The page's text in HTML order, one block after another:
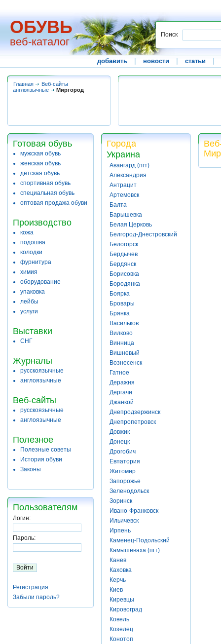
ОБУВЬ
веб-каталог
Поиск
добавить новости статьи
Главная
Веб-сайты
англоязычные
Миргород
Готовая обувь
мужская обувь
женская обувь
детская обувь
спортивная обувь
специальная обувь
оптовая продажа обуви
Производство
кожа
подошва
колодки
фурнитура
химия
оборудование
упаковка
лейбы
услуги
Выставки
СНГ
Журналы
русскоязычные
англоязычные
Веб-сайты
русскоязычные
англоязычные
Полезное
Полезные советы
История обуви
Законы
Пользователям
Логин:
Пароль:
Регистрация
Забыли пароль?
Города
Украина
Авангард (пгт)
Александрия
Антрацит
Артемовск
Балта
Барышевка
Белая Церковь
Белгород-Днестровский
Белогорск
Бердычев
Бердянск
Борисовка
Бородянка
Боярка
Бровары
Брянка
Васильков
Вилково
Винница
Вишневый
Вознесенск
Гатное
Деражня
Дергачи
Джанкой
Днепродзержинск
Днепропетровск
Довжик
Донецк
Дрогобич
Евпатория
Житомир
Запорожье
Зеленодольск
Зоринск
Ивано-Франковск
Ильичевск
Ирпень
Каменец-Подольский
Камышеваха (пгт)
Канев
Каховка
Керчь
Киев
Киревцы
Кировоград
Ковель
Козелец
Конотоп